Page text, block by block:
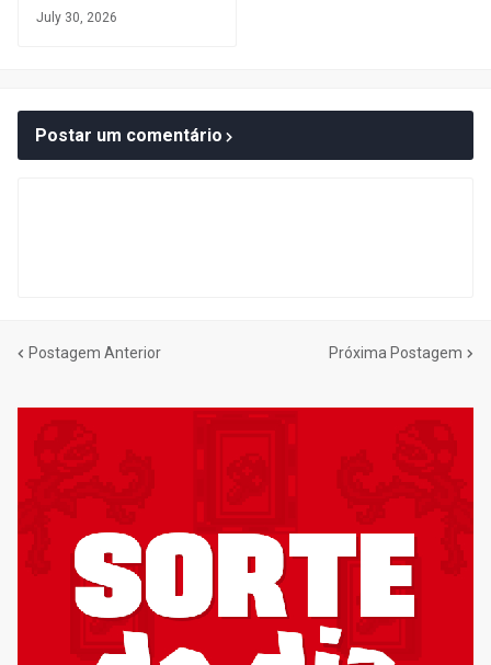
July 30, 2026
Postar um comentário
Postagem Anterior Próxima Postagem